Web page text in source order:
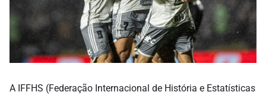
A IFFHS (Federação Internacional de História e Estatísticas